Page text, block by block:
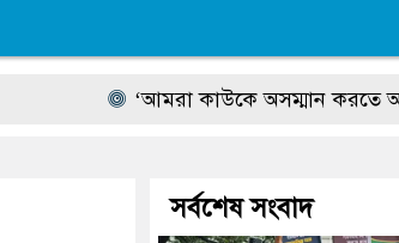
‘আমরা কাউকে অসম্মান করতে আসিনি,
সর্বশেষ সংবাদ